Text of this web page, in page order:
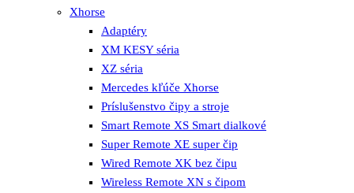
Xhorse
Adaptéry
XM KESY séria
XZ séria
Mercedes kľúče Xhorse
Príslušenstvo čipy a stroje
Smart Remote XS Smart dialkové
Super Remote XE super čip
Wired Remote XK bez čipu
Wireless Remote XN s čipom